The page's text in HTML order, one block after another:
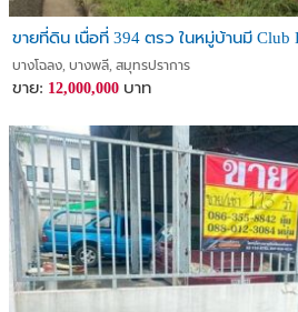
ขายที่ดิน เนื่อที่ 394 ตรว ในหมู่บ้านมี Club
บางโฉลง, บางพลี, สมุทรปราการ
ขาย: 12,000,000 บาท